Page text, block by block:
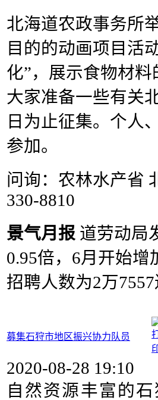
北海道农政事务所
目的的动画项目活
化”，展示食物材
大家准备一些有关
日为止征集。个人
参加。
问询：农林水产省
330-8810
景气月报 道劳动局
0.95倍，6月开始
招聘人数为2万
募集石狩市地区振兴协力队员
2020-08-28 19:10
自然资源丰富的